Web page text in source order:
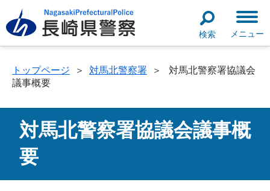
検索 メニュー
トップページ ＞ 対馬北警察署 ＞
対馬北警察署協議会
議事概要
対馬北警察署協議会議事概
要